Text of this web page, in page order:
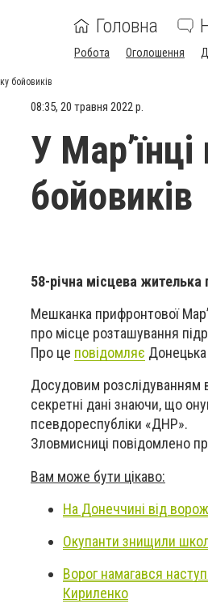
Головна
Робота Оголошення
бойовиків
08:35, 20 травня 2022 р.
У
бойовиків
58-річна місцева
Мешканка прифронтової
про місце розташування
Про це повідомляє
Досудовим розслідуванням
секретні дані знаючи, що
псевдореспубліки «ДНР».
Зловмисниці повідомлено
Вам може бути цікаво:
На Донеччині від
Окупанти знищили
Ворог намагався
Кириленко